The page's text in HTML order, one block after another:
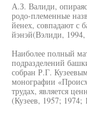
А.З. Валиди,
родо-племенные
йенех, совпадают с
йэнэй(Вэлиди,
Наиболее полный
подразделений
собран Р.Г.
монографии
трудах, является
(Кузеев, 1957; 1974;